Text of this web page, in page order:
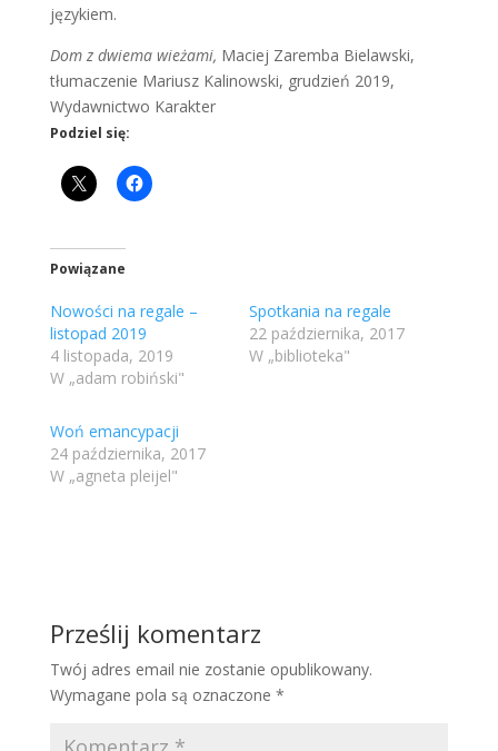
językiem.
Dom z dwiema wieżami, Maciej Zaremba Bielawski,
tłumaczenie Mariusz Kalinowski, grudzień 2019,
Wydawnictwo Karakter
Podziel się:
Powiązane
Nowości na regale –
listopad 2019
4 listopada, 2019
W „adam robiński"
Spotkania na regale
22 października, 2017
W „biblioteka"
Woń emancypacji
24 października, 2017
W „agneta pleijel"
Prześlij komentarz
Twój adres email nie zostanie opublikowany.
Wymagane pola są oznaczone *